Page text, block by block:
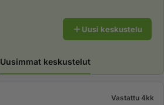
Uusi keskustelu
Uusimmat keskustelut
Vastattu 4kk